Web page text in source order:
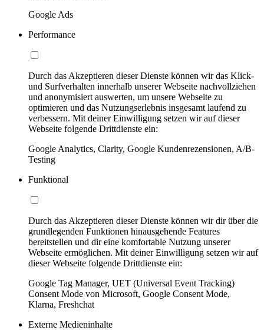
Google Ads
Performance
Durch das Akzeptieren dieser Dienste können wir das Klick-
und Surfverhalten innerhalb unserer Webseite nachvollziehen
und anonymisiert auswerten, um unsere Webseite zu
optimieren und das Nutzungserlebnis insgesamt laufend zu
verbessern. Mit deiner Einwilligung setzen wir auf dieser
Webseite folgende Drittdienste ein:
Google Analytics, Clarity, Google Kundenrezensionen, A/B-
Testing
Funktional
Durch das Akzeptieren dieser Dienste können wir dir über die
grundlegenden Funktionen hinausgehende Features
bereitstellen und dir eine komfortable Nutzung unserer
Webseite ermöglichen. Mit deiner Einwilligung setzen wir auf
dieser Webseite folgende Drittdienste ein:
Google Tag Manager, UET (Universal Event Tracking)
Consent Mode von Microsoft, Google Consent Mode,
Klarna, Freshchat
Externe Medieninhalte